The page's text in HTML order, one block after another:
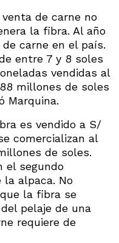
de carne no
la fibra. Al año
de carne en el país.
entre 7 y 8 soles
vendidas al
millones de soles
Marquina.
es vendido a S/
comercializan al
de soles.
el segundo
alpaca. No
la fibra se
pelaje de una
requiere de